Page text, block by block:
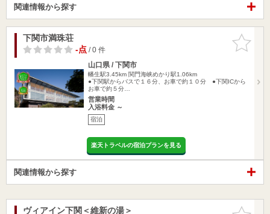
関連情報から探す
お気に入
りに追加
下関市満珠荘
-点/ 0 件
山口県 / 下関市
幡生駅3.45km 関門海峡めかり駅1.06km
●下関駅からバスで１６分、お車で約１０分 ●下関ICから
お車で約５分…
営業時間
入浴料金 ～
宿泊
楽天トラベルの宿泊プランを見る
関連情報から探す
お気に入
ヴィアイン下関＜維新の湯＞